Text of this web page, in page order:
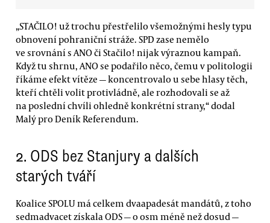
„STAČILO! už trochu přestřelilo všemožnými hesly typu
obnovení pohraniční stráže. SPD zase nemělo
ve srovnání s ANO či Stačilo! nijak výraznou kampaň.
Když tu shrnu, ANO se podařilo něco, čemu v politologii
říkáme efekt vítěze — koncentrovalo u sebe hlasy těch,
kteří chtěli volit protivládně, ale rozhodovali se až
na poslední chvíli ohledně konkrétní strany,“ dodal
Malý pro Deník Referendum.
2. ODS bez Stanjury a dalších
starých tváří
Koalice SPOLU má celkem dvaapadesát mandátů, z toho
sedmadvacet získala ODS — o osm méně než dosud —